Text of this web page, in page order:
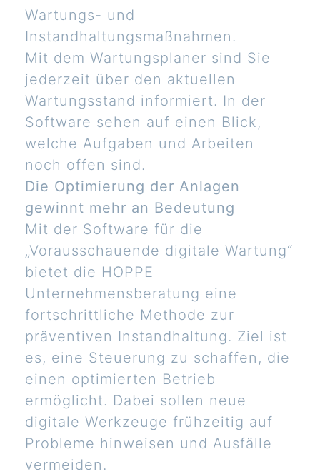
Wartungs- und
Instandhaltungsmaßnahmen.
Mit dem Wartungsplaner sind Sie
jederzeit über den aktuellen
Wartungsstand informiert. In der
Software sehen auf einen Blick,
welche Aufgaben und Arbeiten
noch offen sind.
Die Optimierung der Anlagen
gewinnt mehr an Bedeutung
Mit der Software für die
„Vorausschauende digitale Wartung“
bietet die HOPPE
Unternehmensberatung eine
fortschrittliche Methode zur
präventiven Instandhaltung. Ziel ist
es, eine Steuerung zu schaffen, die
einen optimierten Betrieb
ermöglicht. Dabei sollen neue
digitale Werkzeuge frühzeitig auf
Probleme hinweisen und Ausfälle
vermeiden.